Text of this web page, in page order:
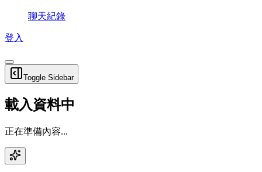
聊天紀錄
登入
Toggle Sidebar
載入資料中
正在準備內容...